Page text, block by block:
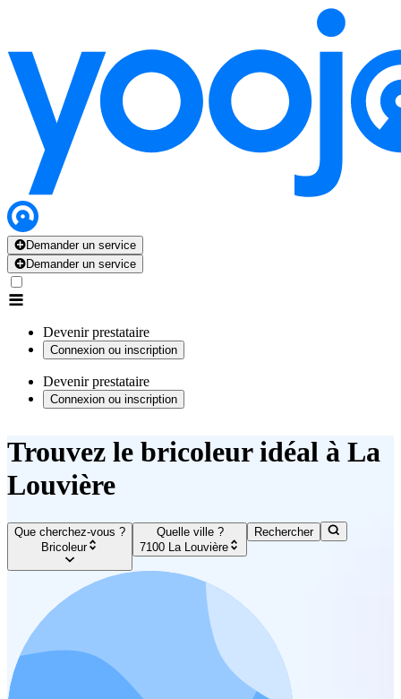
Demander un service
Demander un service
Devenir prestataire
Connexion ou inscription
Devenir prestataire
Connexion ou inscription
Trouvez le bricoleur idéal à La
Louvière
Que cherchez-vous ?
Bricoleur
Quelle ville ?
7100 La Louvière
Rechercher